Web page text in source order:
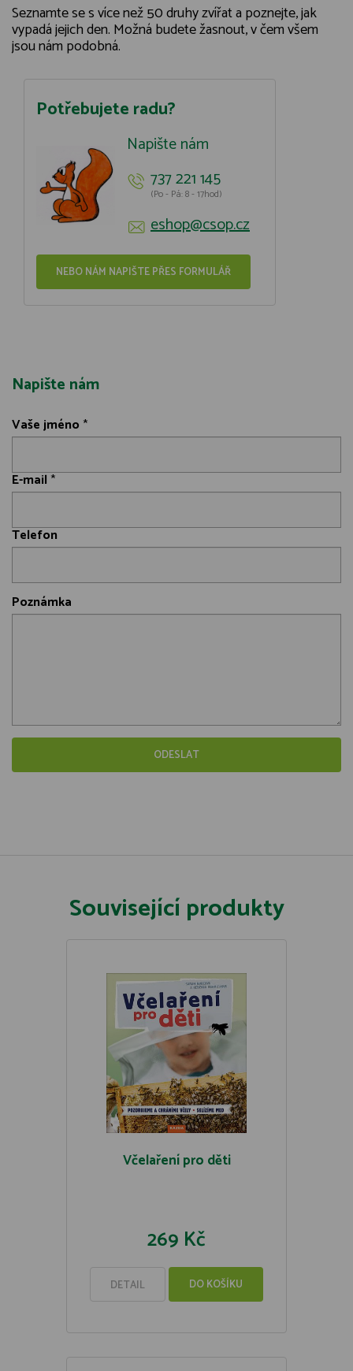
Seznamte se s více než 50 druhy zvířat a poznejte, jak
vypadá jejich den. Možná budete žasnout, v čem všem
jsou nám podobná.
Potřebujete radu?
Napište nám
737 221 145
(Po - Pá: 8 - 17hod)
eshop@csop.cz
NEBO NÁM NAPIŠTE PŘES FORMULÁŘ
Napište nám
Vaše jméno *
E-mail*
Telefon
Poznámka
Související produkty
Včelaření pro děti
269 Kč
DETAIL DO KOŠÍKU